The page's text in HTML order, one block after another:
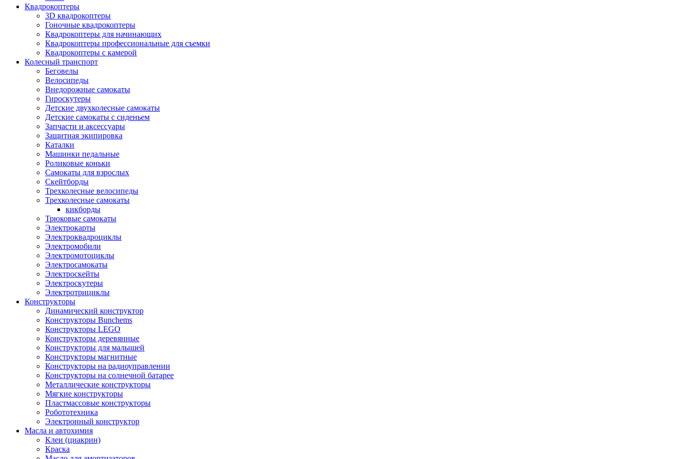
Квадрокоптеры
3D квадрокоптеры
Гоночные квадрокоптеры
Квадрокоптеры для начинающих
Квадрокоптеры профессиональные для съемки
Квадрокоптеры с камерой
Колесный транспорт
Беговелы
Велосипеды
Внедорожные самокаты
Гироскутеры
Детские двухколесные самокаты
Детские самокаты с сиденьем
Запчасти и аксессуары
Защитная экипировка
Каталки
Машинки педальные
Роликовые коньки
Самокаты для взрослых
Скейтборды
Трехколесные велосипеды
Трехколесные самокаты
кикборды
Трюковые самокаты
Электрокарты
Электроквадроциклы
Электромобили
Электромотоциклы
Электросамокаты
Электроскейты
Электроскутеры
Электротрициклы
Конструкторы
Динамический конструктор
Конструкторы Bunchems
Конструкторы LEGO
Конструкторы деревянные
Конструкторы для малышей
Конструкторы магнитные
Конструкторы на радиоуправлении
Конструкторы на солнечной батарее
Металлические конструкторы
Мягкие конструкторы
Пластмассовые конструкторы
Робототехника
Электронный конструктор
Масла и автохимия
Клеи (циакрин)
Краска